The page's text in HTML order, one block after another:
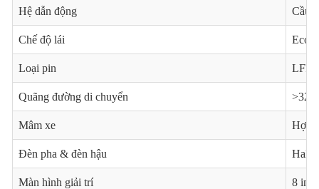
Hệ dẫn động Cầu
Chế độ lái Eco /
Loại pin LFP
Quãng đường di chuyển >320
Mâm xe Hợp
Đèn pha & đèn hậu
Màn hình giải trí 8 inch